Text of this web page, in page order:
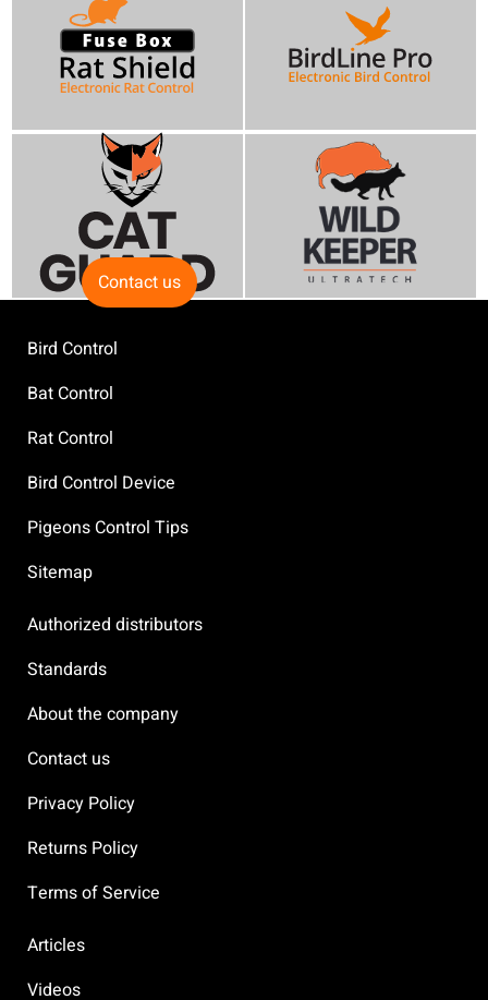
Contact us
Bird Control
Bat Control
Rat Control
Bird Control Device
Pigeons Control Tips
Sitemap
Authorized distributors
Standards
About the company
Contact us
Privacy Policy
Returns Policy
Terms of Service
Articles
Videos